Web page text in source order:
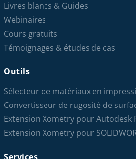
Livres blancs & Guides
Webinaires
Cours gratuits
Témoignages & études de cas
Outils
Sélecteur de matériaux en
Convertisseur de rugosité de
Extension Xometry pour Autodesk
Extension Xometry pour
Services